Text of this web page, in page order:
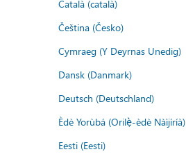
Català (català)
Čeština (Česko)
Cymraeg (Y Deyrnas Unedig)
Dansk (Danmark)
Deutsch (Deutschland)
Èdè Yorùbá (Orilẹ̀-èdè Nàìjíríà)
Eesti (Eesti)